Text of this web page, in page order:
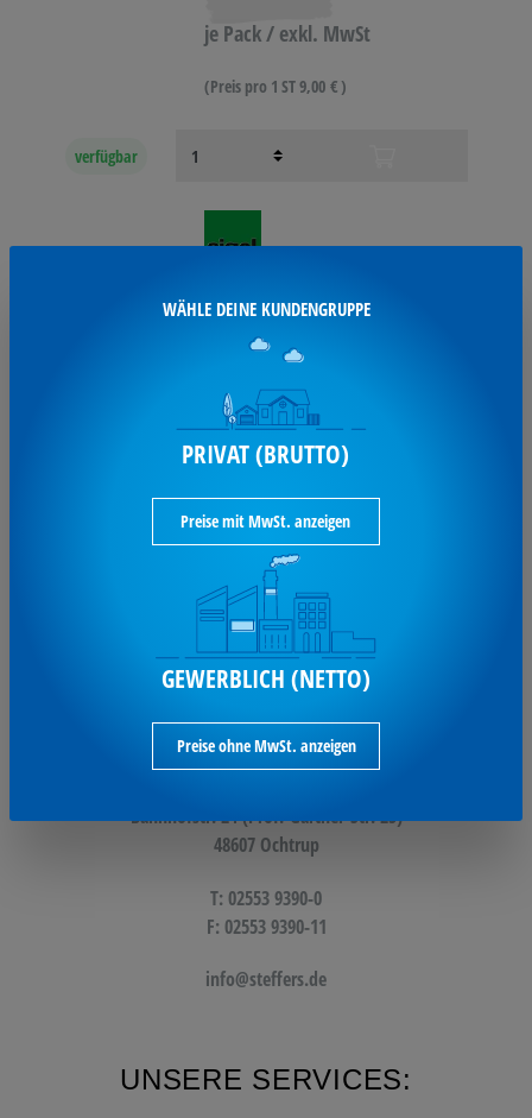
je Pack / exkl. MwSt
(Preis pro 1 ST 9,00 € )
verfügbar
DIN A5
Sigel Tischaufsteller luminous A5 LED gk/sw
Varianten aufrufen
28,99 €*
je Stück / exkl. MwSt
SO ERREICHST DU UNS:
Bahnhofstr. 24 (Prof.-Gärtner-Str. 25)
48607 Ochtrup
T: 02553 9390-0
F: 02553 9390-11
info@steffers.de
UNSERE SERVICES:
WÄHLE DEINE KUNDENGRUPPE
PRIVAT (BRUTTO)
Preise mit MwSt. anzeigen
GEWERBLICH (NETTO)
Preise ohne MwSt. anzeigen